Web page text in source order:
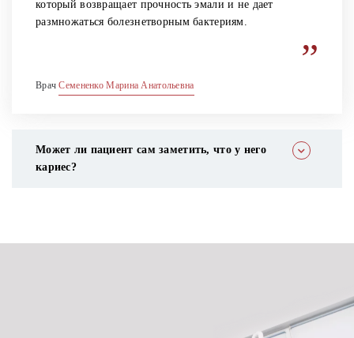
который возвращает прочность эмали и не дает
размножаться болезнетворным бактериям.
”
ВрачСемененко Марина Анатольевна
Может ли пациент сам заметить, что у него
кариес?